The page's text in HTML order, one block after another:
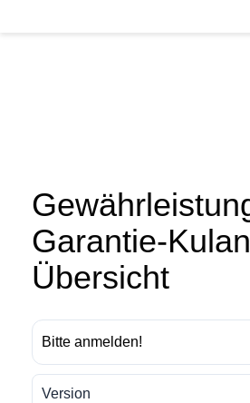
Garantie-
Übersicht
Bitte anmelden!
Version